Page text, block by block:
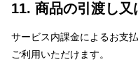
11. 商品の引渡し又
サービス内課金によるお支
ご利用いただけます。